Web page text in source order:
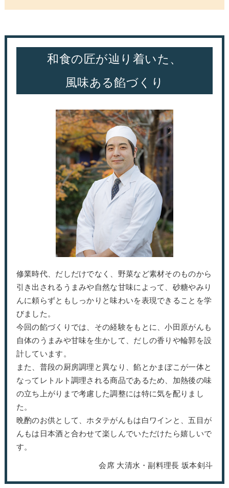
和食の匠が辿り着いた、
風味ある餡づくり
修業時代、だしだけでなく、野菜など素材そのものから
引き出されるうまみや自然な甘味によって、砂糖やみり
んに頼らずともしっかりと味わいを表現できることを学
びました。
今回の餡づくりでは、その経験をもとに、小田原がんも
自体のうまみや甘味を生かして、だしの香りや輪郭を設
計しています。
また、普段の厨房調理と異なり、餡とかまぼこが一体と
なってレトルト調理される商品であるため、加熱後の味
の立ち上がりまで考慮した調整には特に気を配りまし
た。
晩酌のお供として、ホタテがんもは白ワインと、五目が
んもは日本酒と合わせて楽しんでいただけたら嬉しいで
す。
会席 大清水・副料理長 坂本剣斗